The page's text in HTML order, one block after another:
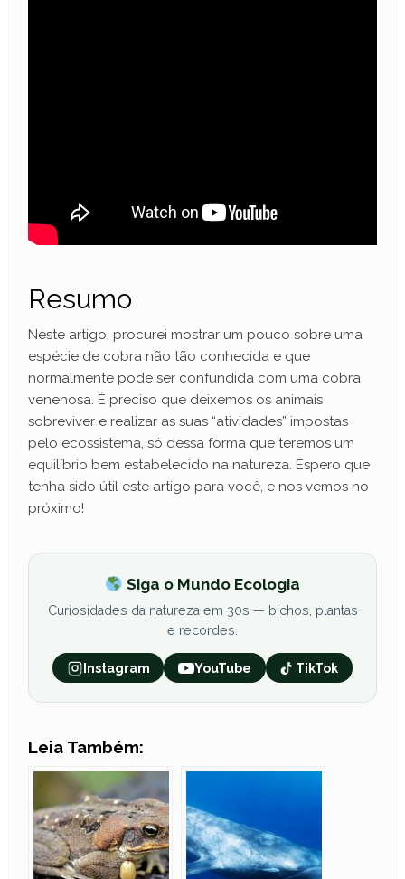
Resumo
Neste artigo, procurei mostrar um pouco sobre uma
espécie de cobra não tão conhecida e que
normalmente pode ser confundida com uma cobra
venenosa. É preciso que deixemos os animais
sobreviver e realizar as suas “atividades” impostas
pelo ecossistema, só dessa forma que teremos um
equilíbrio bem estabelecido na natureza. Espero que
tenha sido útil este artigo para você, e nos vemos no
próximo!
Siga o Mundo Ecologia
Curiosidades da natureza em 30s — bichos, plantas
e recordes.
Instagram YouTube TikTok
Leia Também: